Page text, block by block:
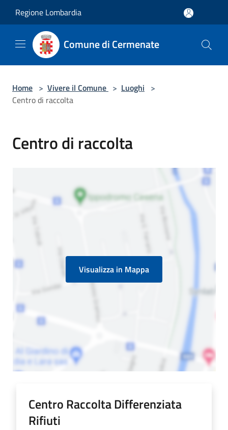
Regione Lombardia
Comune di Cermenate
Home > Vivere il Comune > Luoghi >
Centro di raccolta
Centro di raccolta
Visualizza in Mappa
Centro Raccolta Differenziata
Rifiuti